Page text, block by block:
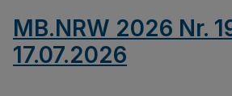
MB.NRW 2026 Nr.
17.07.2026